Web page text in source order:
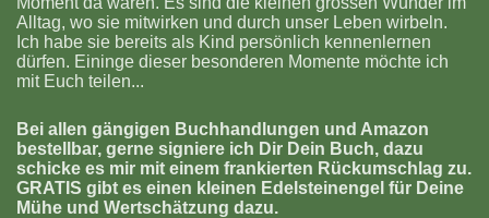
Alltag, wo sie mitwirken und durch unser Leben wirbeln.
Ich habe sie bereits als Kind persönlich kennenlernen
dürfen. Eininge dieser besonderen Momente möchte ich
mit Euch teilen...
Bei allen gängigen Buchhandlungen und Amazon
bestellbar, gerne signiere ich Dir Dein Buch, dazu
schicke es mir mit einem frankierten Rückumschlag zu.
GRATIS gibt es einen kleinen Edelsteinengel für Deine
Mühe und Wertschätzung dazu.